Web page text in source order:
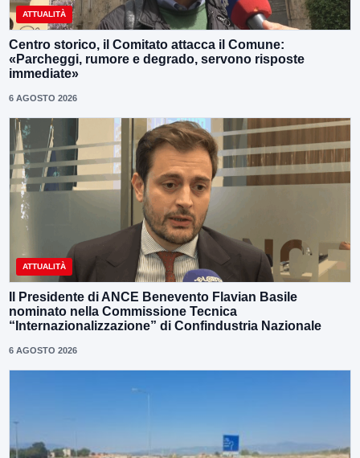
ATTUALITÀ
Centro storico, il Comitato attacca il Comune:
«Parcheggi, rumore e degrado, servono risposte
immediate»
6 AGOSTO 2026
ATTUALITÀ
Il Presidente di ANCE Benevento Flavian Basile
nominato nella Commissione Tecnica
“Internazionalizzazione” di Confindustria Nazionale
6 AGOSTO 2026